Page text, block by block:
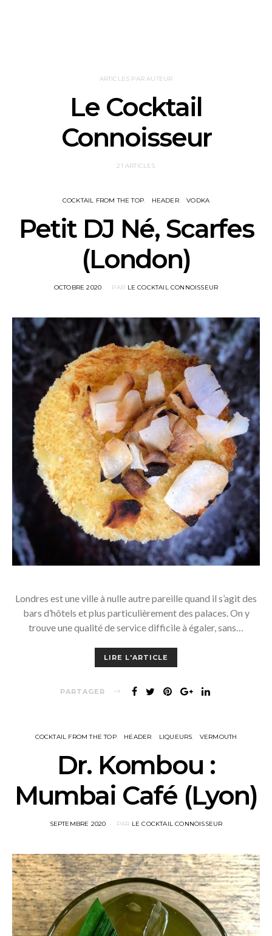
ARTICLES PAR AUTEUR
Le Cocktail
Connoisseur
21 ARTICLES
COCKTAIL FROM THE TOP HEADER VODKA
Petit DJ Né, Scarfes
(London)
POSTED
OCTOBRE 2020 PAR LE COCKTAIL CONNOISSEUR
Londres est une ville à nulle autre pareille quand il s’agit des
bars d’hôtels et plus particulièrement des palaces. On y
trouve une qualité de service difficile à égaler, sans…
LIRE L'ARTICLE
PARTAGER
COCKTAIL FROM THE TOP HEADER LIQUEURS VERMOUTH
Dr. Kombou :
Mumbai Café (Lyon)
POSTED
SEPTEMBRE 2020 PAR LE COCKTAIL CONNOISSEUR